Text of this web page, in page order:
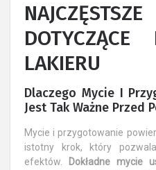
DOTYCZĄCE
LAKIERU
Dlaczego Mycie I
Jest Tak Ważne Przed
Mycie i przygotowanie
istotny krok, który
efektów.
Dokładne mycie